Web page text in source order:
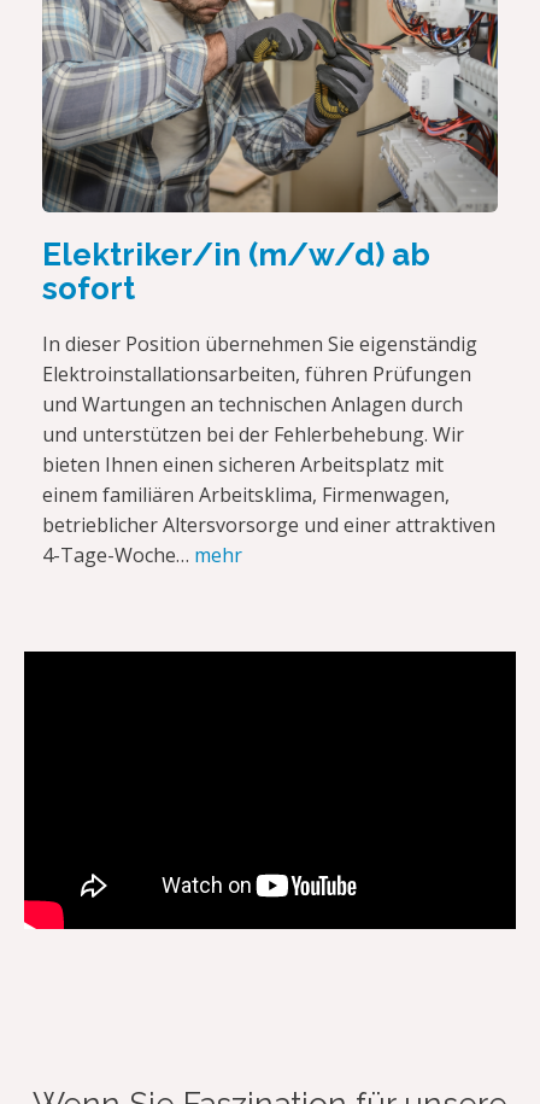
Elektriker/in (m/w/d) ab
sofort
In dieser Position übernehmen Sie eigenständig
Elektroinstallationsarbeiten, führen Prüfungen
und Wartungen an technischen Anlagen durch
und unterstützen bei der Fehlerbehebung. Wir
bieten Ihnen einen sicheren Arbeitsplatz mit
einem familiären Arbeitsklima, Firmenwagen,
betrieblicher Altersvorsorge und einer attraktiven
4-Tage-Woche… mehr